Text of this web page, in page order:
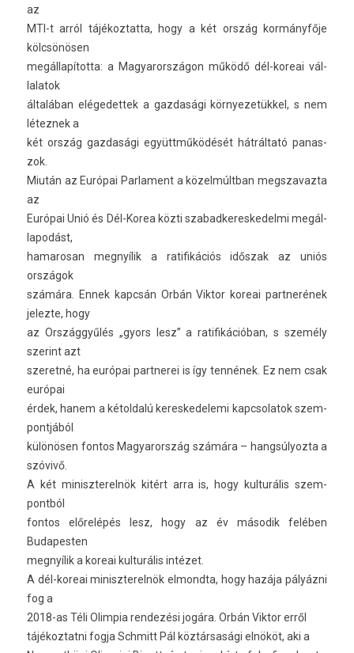
az
MTI-t arról tájékoz­tatta, hogy a két ország kormányfője
kölcsönösen
megállapította: a Magyarországon működő dél-koreai vál­
lalatok
általában elégedet­tek a gaz­dasági kör­nyezetük­kel, s nem
létez­nek a
két ország gaz­dasági együttműködését hátráltató panas­
zok.
Miután az Európai Par­la­ment a közelmúltban megszavaz­ta
az
Európai Unió és Dél-Korea közti szabad­keres­kedel­mi megál­
lapodást,
hamarosan megnyílik a ratifikációs időszak az uniós
országok
számára. Ennek kapcsán Orbán Vik­tor koreai partnerének
jelez­te, hogy
az Országgyűlés „gyors lesz” a ratifikációban, s személy
szerint azt
szeretné, ha európai partnerei is így tennének. Ez nem csak
európai
érdek, hanem a kétold­alú keres­kedelemi kapcsolatok szem­
pontjából
különösen fon­tos Magyarország számára – han­gsúlyoz­ta a
szóvivő.
A két miniszterel­nök kitért arra is, hogy kul­turális szem­
pontból
fon­tos előrelépés lesz, hogy az év második felében
Budapest­en
megnyílik a koreai kul­turális intézet.
A dél-koreai miniszterel­nök el­mondta, hogy hazája pályázni
fog a
2018-as Téli Olim­pia re­ndezési jogára. Orbán Vik­tor erről
tájékoz­tatni fogja Schmitt Pál köztársasági elnököt, aki a